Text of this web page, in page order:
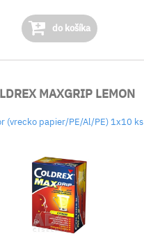
do košíka
MAXGRIP LEMON
(vrecko papier/PE/Al/PE) 1x10 ks